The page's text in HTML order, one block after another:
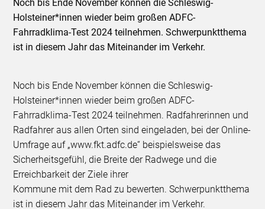
Noch bis Ende November können die Schleswig-
Holsteiner*innen wieder beim großen ADFC-
Fahrradklima-Test 2024 teilnehmen. Schwerpunktthema
ist in diesem Jahr das Miteinander im Verkehr.
Noch bis Ende November können die Schleswig-
Holsteiner*innen wieder beim großen ADFC-
Fahrradklima-Test 2024 teilnehmen. Radfahrerinnen und
Radfahrer aus allen Orten sind eingeladen, bei der Online-
Umfrage auf „www.fkt.adfc.de“ beispielsweise das
Sicherheitsgefühl, die Breite der Radwege und die
Erreichbarkeit der Ziele ihrer
Kommune mit dem Rad zu bewerten. Schwerpunktthema
ist in diesem Jahr das Miteinander im Verkehr.